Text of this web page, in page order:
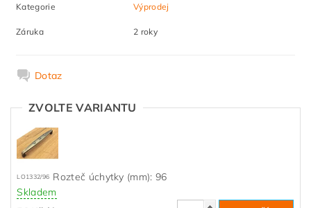
Kategorie Výprodej
Záruka 2 roky
Dotaz
ZVOLTE VARIANTU
LO1332/96 Rozteč úchytky (mm): 96
Skladem